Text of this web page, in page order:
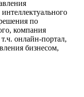
по
компания
онлайн-портал,
бизнесом,